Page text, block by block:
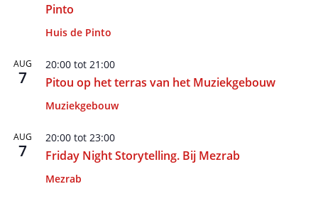
Pinto
Huis de Pinto
AUG
7
20:00 tot 21:00
Pitou op het terras van het Muziekgebouw
Muziekgebouw
AUG
7
20:00 tot 23:00
Friday Night Storytelling. Bij Mezrab
Mezrab